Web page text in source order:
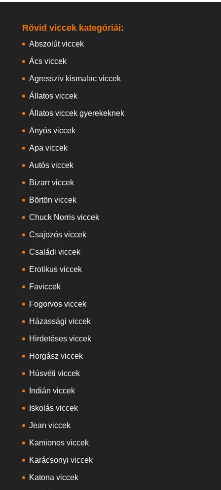
Rövid viccek kategóriái:
Abszolút viccek
Ács viccek
Agresszív kismalac viccek
Állatos viccek
Állatos viccek gyerekeknek
Anyós viccek
Apa viccek
Autós viccek
Bizarr viccek
Börtön viccek
Chuck Norris viccek
Csajozós viccek
Családi viccek
Erotikus viccek
Faviccek
Fogorvos viccek
Házassági viccek
Hirdetéses viccek
Horgász viccek
Húsvéti viccek
Indián viccek
Iskolás viccek
Jean viccek
Kamionos viccek
Karácsonyi viccek
Katona viccek